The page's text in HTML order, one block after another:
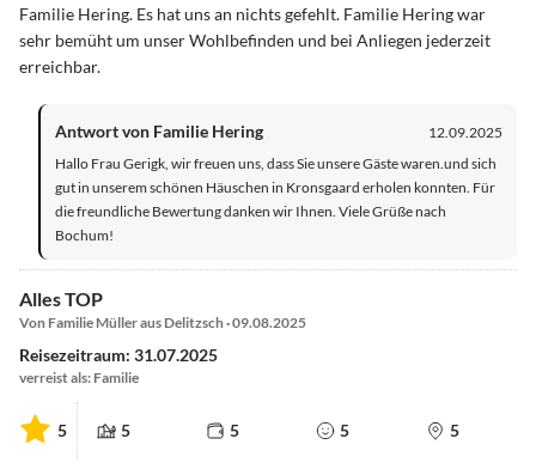
Familie Hering. Es hat uns an nichts gefehlt. Familie Hering war
sehr bemüht um unser Wohlbefinden und bei Anliegen jederzeit
erreichbar.
Antwort von Familie Hering
12.09.2025
Hallo Frau Gerigk, wir freuen uns, dass Sie unsere Gäste waren.und sich
gut in unserem schönen Häuschen in Kronsgaard erholen konnten. Für
die freundliche Bewertung danken wir Ihnen. Viele Grüße nach
Bochum!
Alles TOP
Von Familie Müller aus Delitzsch · 09.08.2025
Reisezeitraum: 31.07.2025
verreist als: Familie
5 5 5 5 5